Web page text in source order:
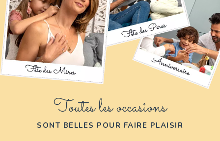
Toutes les occasions
SONT BELLES POUR FAIRE PLAISIR